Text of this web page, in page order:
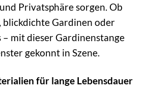
Privatsphäre sorgen. Ob
blickdichte Gardinen oder
– mit dieser Gardinenstange
gekonnt in Szene.
für lange Lebensdauer